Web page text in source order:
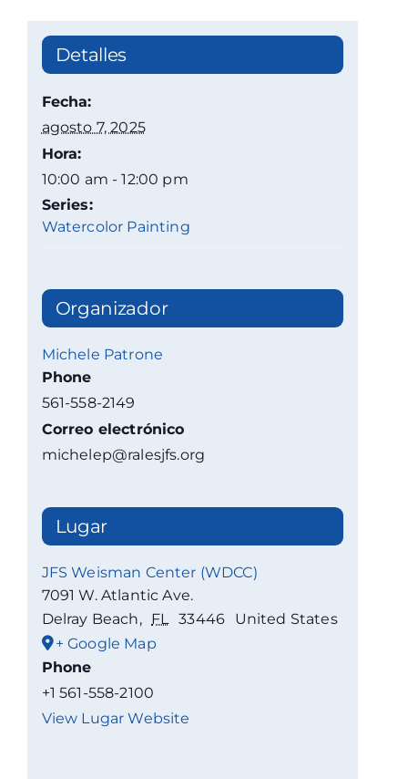
Detalles
Fecha:
agosto 7, 2025
Hora:
10:00 am - 12:00 pm
Series:
Watercolor Painting
Organizador
Michele Patrone
Phone
561-558-2149
Correo electrónico
michelep@ralesjfs.org
Lugar
JFS Weisman Center (WDCC)
7091 W. Atlantic Ave.
Delray Beach, FL 33446
United States
+ Google Map
Phone
+1 561-558-2100
View Lugar Website